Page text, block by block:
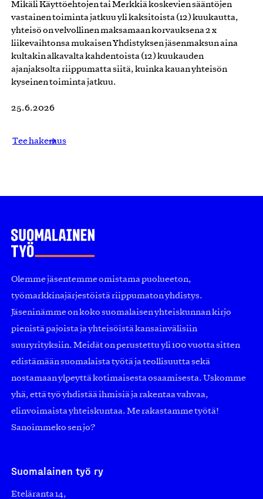
Mikäli Käyttöehtojen tai Merkkiä koskevien sääntöjen
vastainen toiminta jatkuu yli kaksitoista (12) kuukautta,
yhteisö on velvollinen maksamaan korvauksena 2 x
liikevaihtonsa mukaisen Yhdistyksen jäsenmaksun aina
kultakin alkavalta kahdentoista (12) kuukauden
ajanjaksolta riippumatta siitä, kuinka kauan yhteisön
kyseinen toiminta jatkuu.
25.6.2026
Tee hakemus
Olemme jäsentemme omistama puolueeton,
työmarkkinajärjestöistä riippumaton yhdistys.
Jäseninämme on koko suomalaisen yhteiskunnan kirjo
pienistä pajoista ja yhteisöistä kansainvälisiin
suuryrityksiin. Meidät on perustettu yli 100 vuotta sitten
edistämään suomalaista työtä ja teollisuutta sekä
nostamaan ylpeyttä kotimaisesta osaamisesta. Uskomme
yhä, että työ yhdistää ihmisiä ja rakentaa vahvaa,
elinvoimaista yhteiskuntaa. Me rakastamme työtä!
Sanoimmeko sen jo?
Suomalainen työ ry
Eteläranta 14,